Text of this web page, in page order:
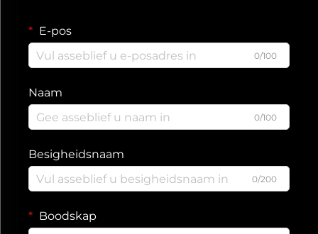
E-pos
0/100
Naam
0/100
Besigheidsnaam
0/200
Boodskap